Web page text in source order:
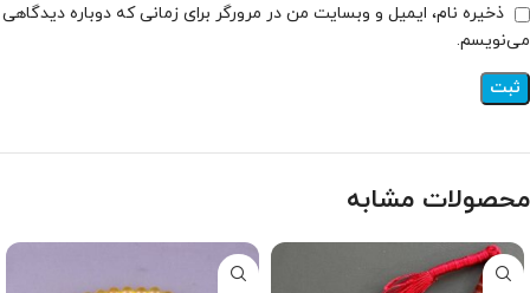
ذخیره نام، ایمیل و وبسایت من در مرورگر برای زمانی که دوباره دیدگاهی
می‌نویسم.
محصولات مشابه